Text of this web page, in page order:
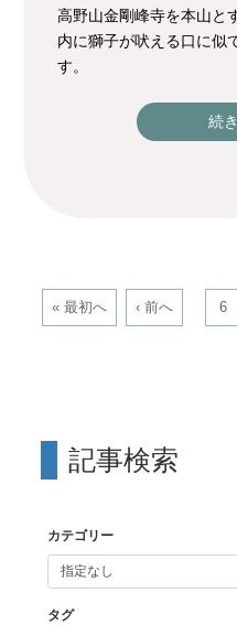
高野山金剛峰寺を本山と
内に獅子が吠える口に似
す。
続
« 最初へ ‹ 前へ 6
記事検索
カテゴリー
タグ